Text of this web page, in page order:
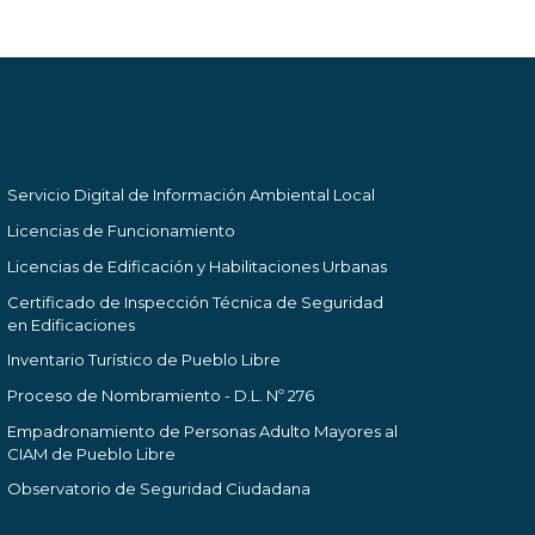
Servicio Digital de Información Ambiental Local
Licencias de Funcionamiento
Licencias de Edificación y Habilitaciones Urbanas
Certificado de Inspección Técnica de Seguridad
en Edificaciones
Inventario Turístico de Pueblo Libre
Proceso de Nombramiento - D.L. Nº 276
Empadronamiento de Personas Adulto Mayores al
CIAM de Pueblo Libre
Observatorio de Seguridad Ciudadana